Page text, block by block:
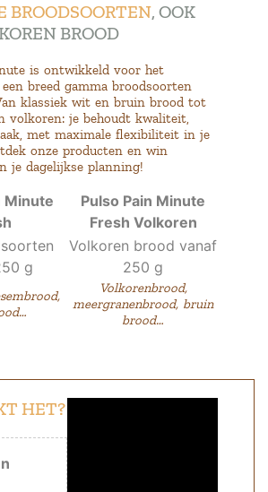
BROODSOORTEN, OOK
BROOD
is ontwikkeld voor het
breed gamma broodsoorten
klassiek wit en bruin brood tot
volkoren: je behoudt kwaliteit,
met maximale flexibiliteit in je
onze producten en win
je dagelijkse planning!
Minute
Pulso Pain Minute
Fresh Volkoren
g
Volkoren brood vanaf
250 g
Volkorenbrood,
meergranenbrood, bruin
brood…
HET?